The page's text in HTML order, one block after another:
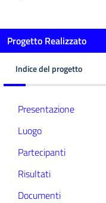
Progetto Realizzato
Indice del progetto
Presentazione
Luogo
Partecipanti
Risultati
Documenti